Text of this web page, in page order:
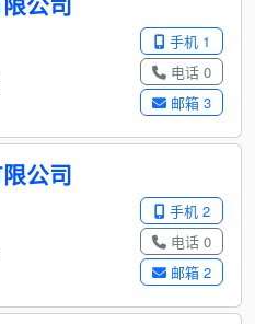
手机 1
电话 0
邮箱 3
公司
手机 2
电话 0
邮箱 2